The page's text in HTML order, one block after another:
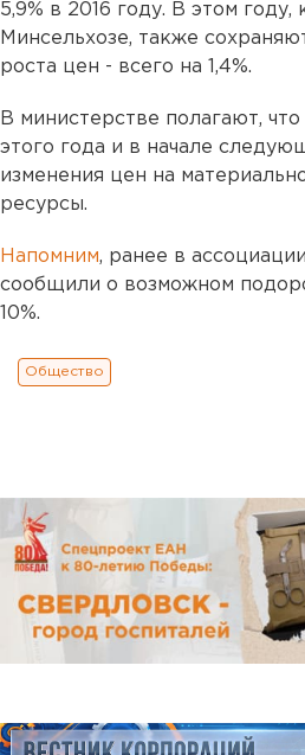
5,9% в 2016 году. В этом
Минсельхозе, также
роста цен - всего на 1,4%.
В министерстве полагают,
этого года и в начале
изменения цен на
ресурсы.
Напомним, ранее в
сообщили о возможном
10%.
Общество